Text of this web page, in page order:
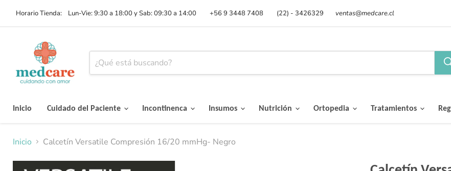
Horario Tienda: Lun-Vie: 9:30 a 18:00 y Sab: 09:30 a 14:00 +56 9 3448 7408 (22) - 3426329 ventas@medcare.cl
Inicio Cuidado del Paciente Incontinenca Insumos Nutrición Ortopedia Tratamientos
Inicio Calcetín Versatile Compresión 16/20 mmHg- Negro